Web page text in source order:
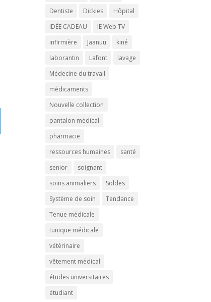
Dentiste
Dickies
Hôpital
IDÉE CADEAU
IE Web TV
infirmière
Jaanuu
kiné
laborantin
Lafont
lavage
Médecine du travail
médicaments
Nouvelle collection
pantalon médical
pharmacie
ressources humaines
santé
senior
soignant
soins animaliers
Soldes
Système de soin
Tendance
Tenue médicale
tunique médicale
vétérinaire
vêtement médical
études universitaires
étudiant